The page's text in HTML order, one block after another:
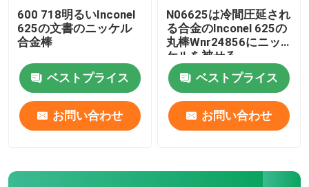
600 718明るいInconel
625の文書のニッケル
合金棒
ベストプライス
お問い合わせ
N06625は冷間圧延され
る合金のInconel 625の
丸棒Wnr24856にニッ
ケルを被せる
ベストプライス
お問い合わせ